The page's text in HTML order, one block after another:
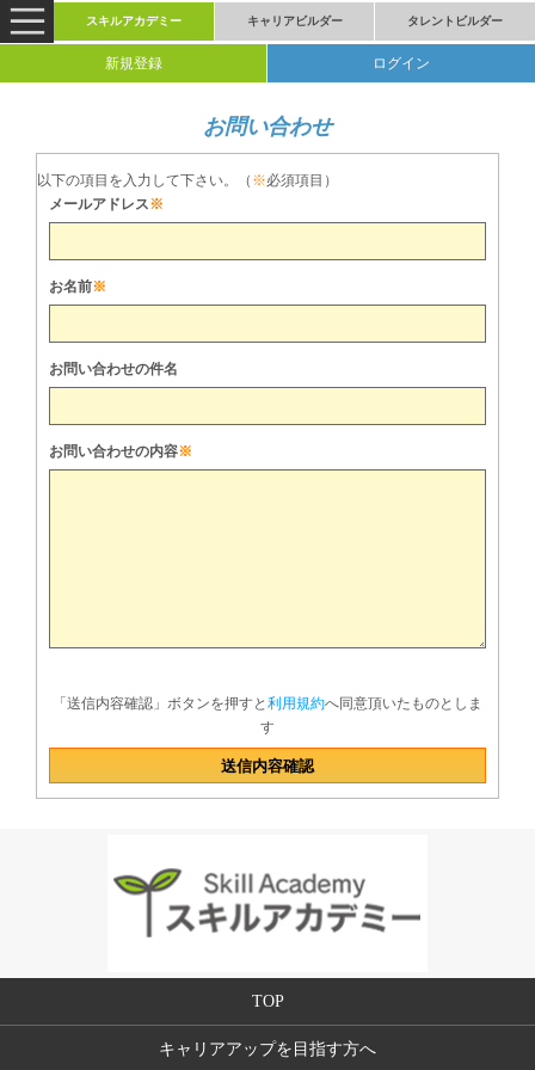
スキルアカデミー キャリアビルダー タレントビルダー
新規登録 ログイン
お問い合わせ
以下の項目を入力して下さい。（ ※必須項目）
メールアドレス※
お名前※
お問い合わせの件名
お問い合わせの内容※
「送信内容確認」ボタンを押すと 利用規約へ同意頂いたものとしま
す
TOP
キャリアアップを目指す方へ